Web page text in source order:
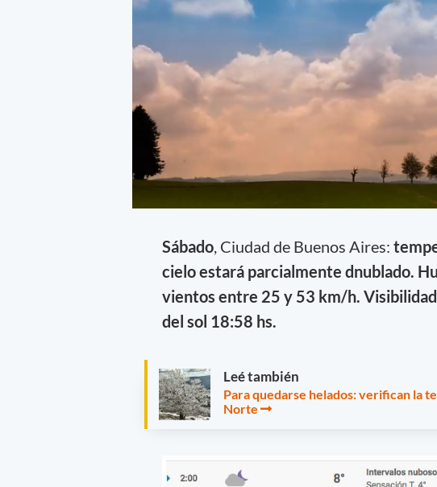
Sábado, Ciudad de Buenos Aires:
cielo estará parcialmente dnublado.
vientos entre 25 y 53 km/h.
del sol 18:58 hs.
Leé también
Para quedarse helados: verifican la
Norte